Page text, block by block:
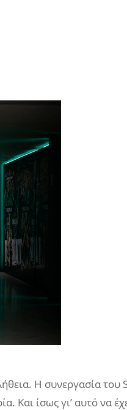
Η συνεργασία του
ίσως γι’ αυτό να